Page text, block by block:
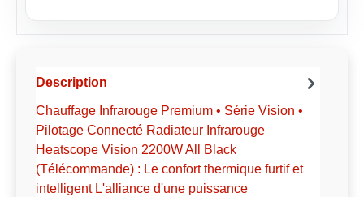
Description
Chauffage Infrarouge Premium • Série Vision •
Pilotage Connecté Radiateur Infrarouge
Heatscope Vision 2200W All Black
(Télécommande) : Le confort thermique furtif et
intelligent L'alliance d'une puissance